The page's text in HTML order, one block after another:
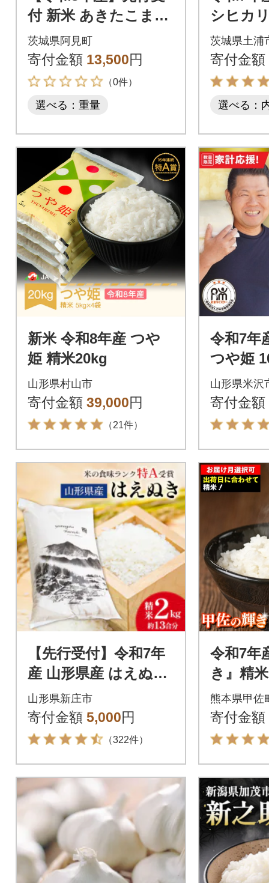
付 新米 あきたこまち
精米 10kg(5kg×2袋)
茨城県阿見町
寄付金額 13,500円
（0件）
選べる：重量
シヒカ
kg
米
茨城県土浦
寄付金額
選べる：
新米 令和8年産 つや
姫 精米20kg
山形県村山市
寄付金額 39,000円
（21件）
令和7年
つや姫
袋 )
山形県米沢
寄付金額
【先行受付】令和7年
産 山形県産 はえぬき
精米 2kg
山形県新庄市
寄付金額 5,000円
（322件）
令和7年
き』精
指定可
熊本県甲佐
寄付金額